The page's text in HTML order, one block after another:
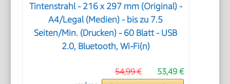
Tintenstrahl - 216 x 297 mm (Original) -
A4/Legal (Medien) - bis zu 7.5
Seiten/Min. (Drucken) - 60 Blatt - USB
2.0, Bluetooth, Wi-Fi(n)
53,49 €
54,99 €